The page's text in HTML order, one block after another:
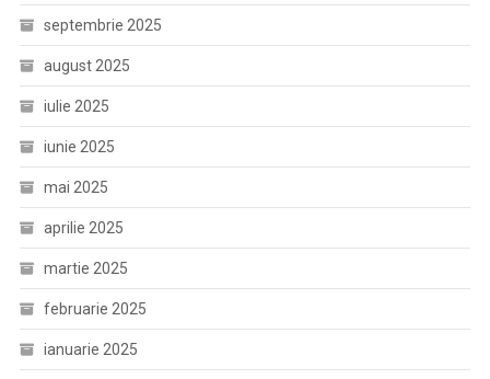
septembrie 2025
august 2025
iulie 2025
iunie 2025
mai 2025
aprilie 2025
martie 2025
februarie 2025
ianuarie 2025